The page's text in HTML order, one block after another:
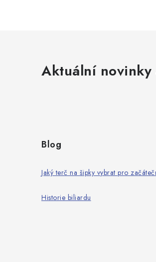
Aktuální novinky
Blog
Jaký terč na šipky vybrat pro
Historie biliardu